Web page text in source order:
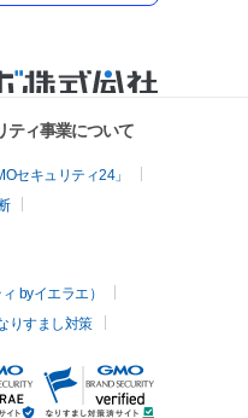
ティ事業について
セキュリティ24」
byイエラエ）
りすまし対策